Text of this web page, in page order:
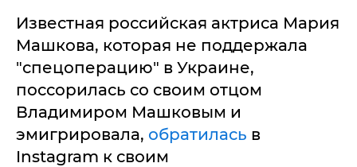
Известная российская актриса Мария
Машкова, которая не поддержала
"спецоперацию" в Украине,
поссорилась со своим отцом
Владимиром Машковым и
эмигрировала, обратилась в
Instagram к своим